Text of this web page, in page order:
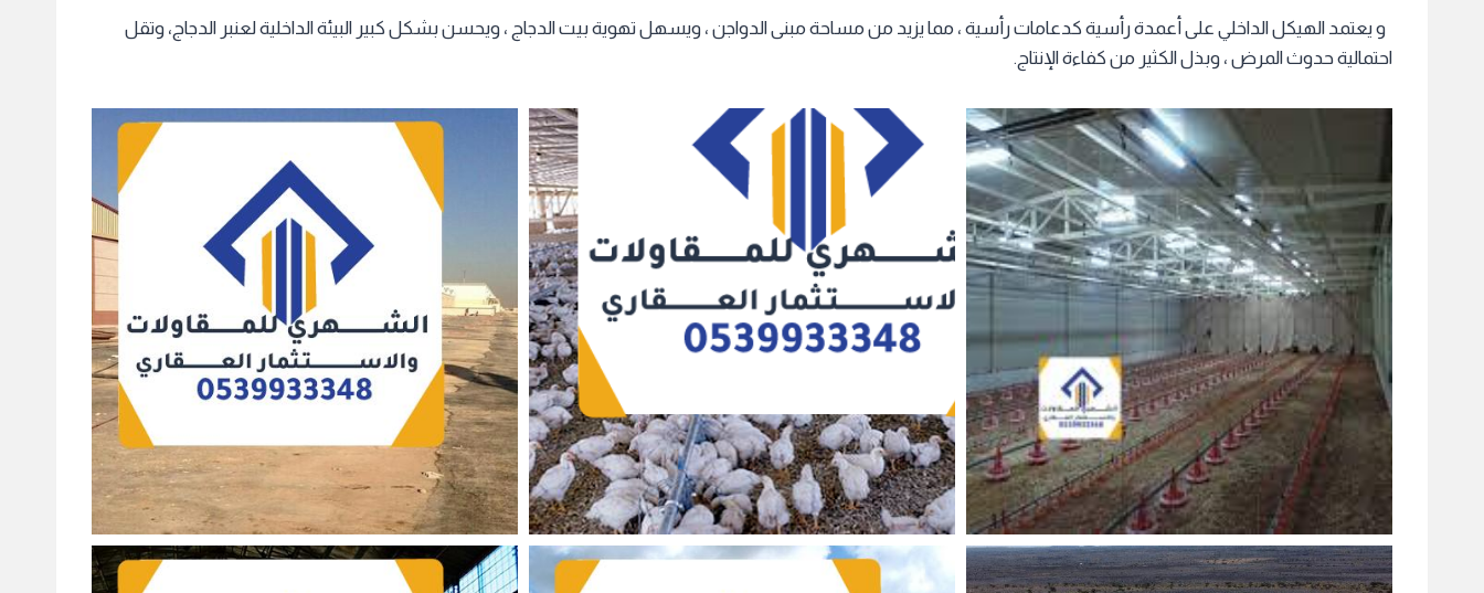
و يعتمد الهيكل الداخلي على أعمدة رأسية كدعامات رأسية ، مما يزيد من مساحة مبنى الدواجن ، ويسهل تهوية بيت الدجاج ، ويحسن بشكل كبير البيئة الداخلية لعنبر الدجاج، وتقل
احتمالية حدوث المرض ، وبذل الكثير من كفاءة الإنتاج.